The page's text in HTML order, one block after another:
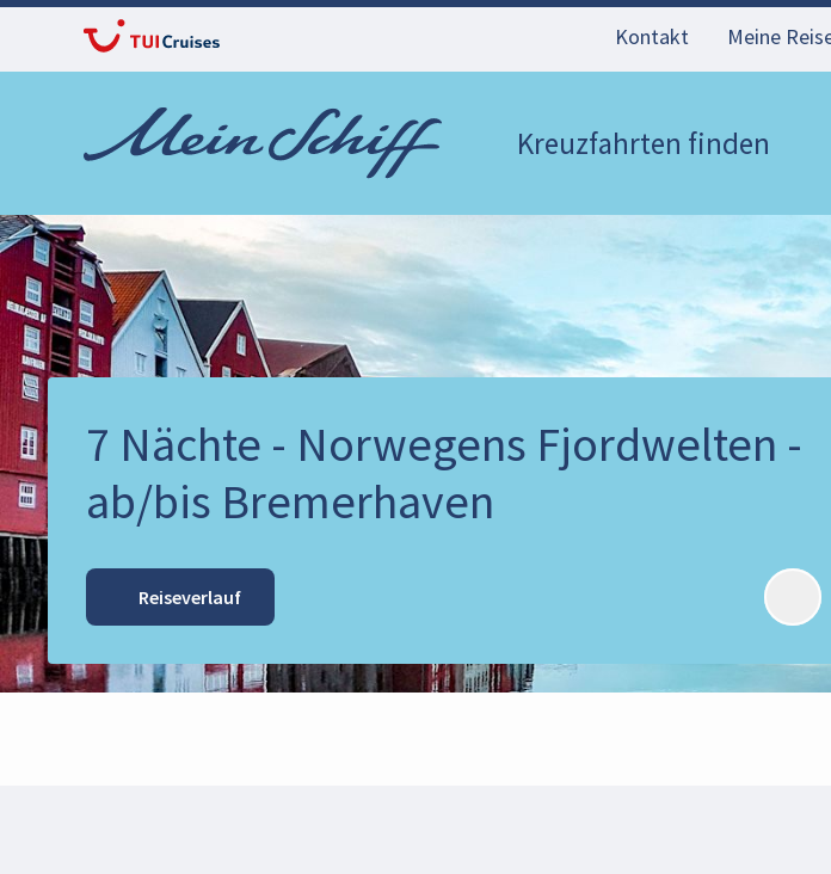
Kontakt Meine
Kreuzfahrten finden
7 Nächte - Norwegens Fjordwelten -
ab/bis Bremerhaven
Reiseverlauf